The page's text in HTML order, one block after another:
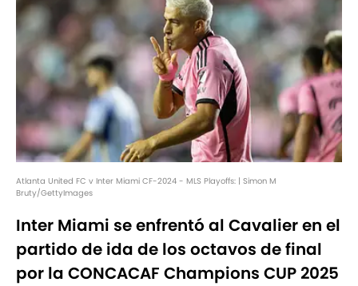
Atlanta United FC v Inter Miami CF-2024 - MLS Playoffs: | Simon M
Bruty/GettyImages
Inter Miami se enfrentó al Cavalier en el
partido de ida de los octavos de final
por la CONCACAF Champions CUP 2025